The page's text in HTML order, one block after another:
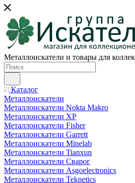
Металлоискатели и товары для
Каталог
Металлоискатели
Металлоискатели Nokta Makro
Металлоискатели XP
Металлоискатели Fisher
Металлоискатели Garrett
Металлоискатели Minelab
Металлоискатели Tianxun
Металлоискатели Сварог
Металлоискатели Asgoelectronics
Металлоискатели Teknetics